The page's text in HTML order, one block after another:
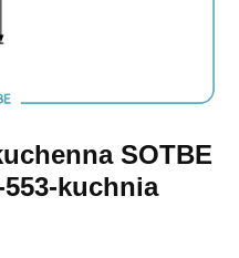
SOTBE
553-kuchnia